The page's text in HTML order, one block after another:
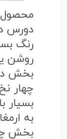
محصول
دورس
رنگ
روشن
بخش
چهار
بسیار
به
بخش